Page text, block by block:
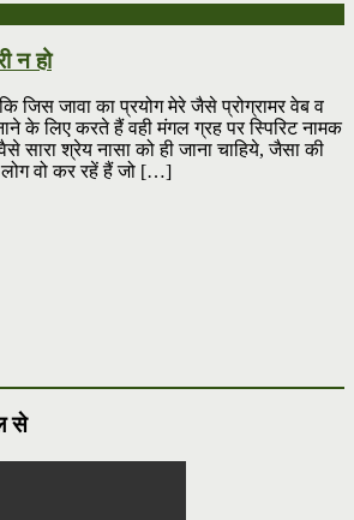
न हो
जिस जावा का प्रयोग मेरे जैसे प्रोग्रामर वेब व
के लिए करते हैं वही मंगल ग्रह पर स्पिरिट नामक
सारा श्रेय नासा को ही जाना चाहिये, जैसा की
लोग वो कर रहें हैं जो […]
से